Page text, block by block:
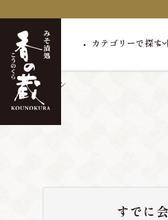
カテゴリーで探す
トップ ログイン
すでに